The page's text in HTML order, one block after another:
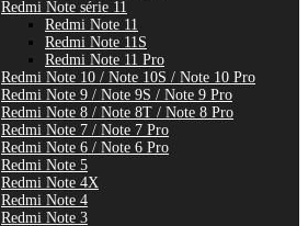
Redmi Note série 11
Redmi Note 11
Redmi Note 11S
Redmi Note 11 Pro
Redmi Note 10 / Note 10S / Note 10 Pro
Redmi Note 9 / Note 9S / Note 9 Pro
Redmi Note 8 / Note 8T / Note 8 Pro
Redmi Note 7 / Note 7 Pro
Redmi Note 6 / Note 6 Pro
Redmi Note 5
Redmi Note 4X
Redmi Note 4
Redmi Note 3